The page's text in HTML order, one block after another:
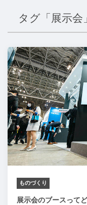
タグ「展示
ものづくり
展示会のブースって